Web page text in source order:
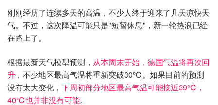
刚刚经历了连续多天的高温，不少人终于迎来了几天凉快天
气。不过，这次降温可能只是"短暂休息"，新一轮热浪已经
在路上了。
根据最新天气模型预测， 从本周末开始，德国气温将再次回
升 ，不少地区最高气温将重新突破30℃。如果目前的预测
没有太大变化， 下周初部分地区最高气温可能接近39℃，
40℃也并非没有可能。